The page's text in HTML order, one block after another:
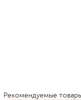
Рекомендуемые